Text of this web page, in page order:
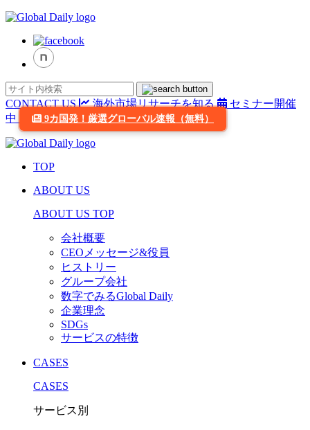
CONTACT US 海外市場リサーチを知る
セミナー開催
中
9カ国発！厳選グローバル速報（無料）
TOP
ABOUT US
ABOUT US TOP
会社概要
CEOメッセージ&役員
ヒストリー
グループ会社
数字でみるGlobal Daily
企業理念
SDGs
サービスの特徴
CASES
CASES
サービス別